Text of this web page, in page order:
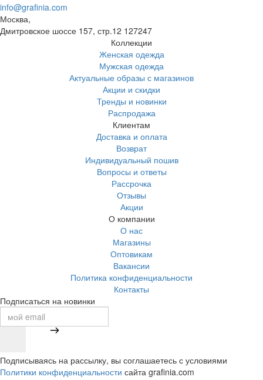
info@grafinia.com
Москва,
Дмитровское шоссе 157, стр.12 127247
Коллекции
Женская одежда
Мужская одежда
Актуальные образы с магазинов
Акции и скидки
Тренды и новинки
Распродажа
Клиентам
Доставка и оплата
Возврат
Индивидуальный пошив
Вопросы и ответы
Рассрочка
Отзывы
Акции
О компании
О нас
Магазины
Оптовикам
Вакансии
Политика конфиденциальности
Контакты
Подписаться на новинки
Подписываясь на рассылку, вы соглашаетесь с условиями
Политики конфиденциальности сайта grafinia.com